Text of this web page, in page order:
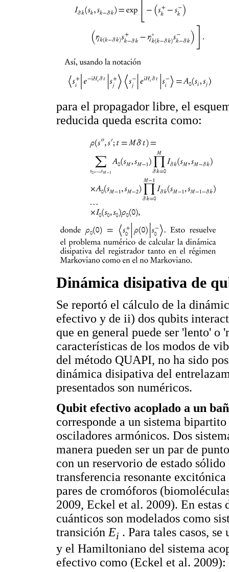
para el propagador libre, el
reducida queda escrita como:
Dinámica disipativa de
Se reportó el cálculo de la
efectivo y de ii) dos qubits
que en general puede ser 'lento' o
características de los modos de
del método QUAPI, no ha sido
dinámica disipativa del
presentados son numéricos.
Qubit efectivo acoplado a un
corresponde a un sistema
osciladores armónicos. Dos
manera pueden ser un par de
con un reservorio de estado
transferencia resonante
pares de cromóforos
2009, Eckel et al. 2009). En estas
cuánticos son modelados como
transición Ei . Para tales casos,
y el Hamiltoniano del sistema
efectivo como (Eckel et al. 2009):